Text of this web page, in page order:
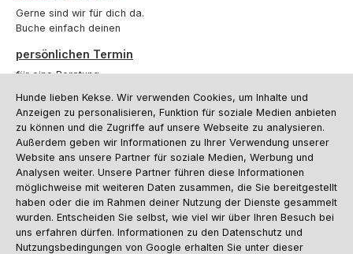
Gerne sind wir für dich da.
Buche einfach deinen
persönlichen Termin
für eine Beratung.
Oder über unserKontaktformular.
Vertrag widerrufen
Kundenservice
Informationen
Social Media und Kontakt
Hunde lieben Kekse. Wir verwenden Cookies, um Inhalte und
Anzeigen zu personalisieren, Funktion für soziale Medien anbieten
zu können und die Zugriffe auf unsere Webseite zu analysieren.
Außerdem geben wir Informationen zu Ihrer Verwendung unserer
Website ans unsere Partner für soziale Medien, Werbung und
Analysen weiter. Unsere Partner führen diese Informationen
möglichweise mit weiteren Daten zusammen, die Sie bereitgestellt
haben oder die im Rahmen deiner Nutzung der Dienste gesammelt
wurden. Entscheiden Sie selbst, wie viel wir über Ihren Besuch bei
uns erfahren dürfen. Informationen zu den Datenschutz und
Nutzungsbedingungen von Google erhalten Sie unter dieser